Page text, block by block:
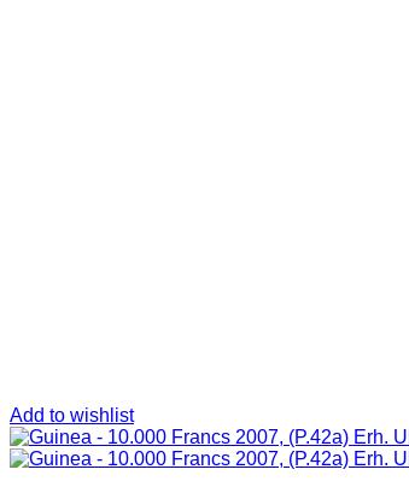
Add to wishlist